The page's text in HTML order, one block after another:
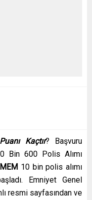
Kaçtır? Başvuru
Bin 600 Polis Alımı
10 bin polis alımı
Emniyet Genel
resmi sayfasından ve